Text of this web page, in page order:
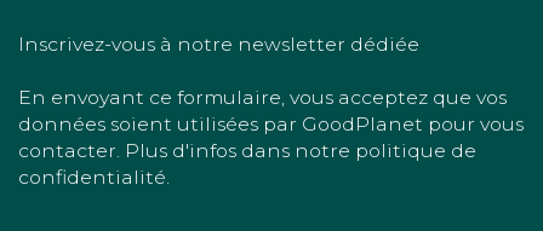
Inscrivez-vous à notre newsletter dédiée
En envoyant ce formulaire, vous acceptez que vos
données soient utilisées par GoodPlanet pour vous
contacter. Plus d'infos dans notre politique de
confidentialité.